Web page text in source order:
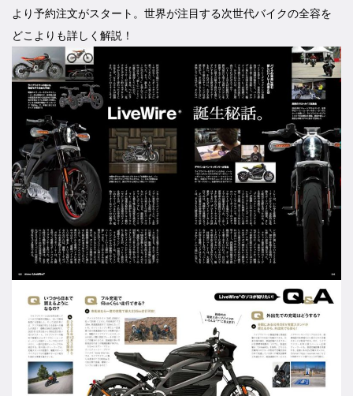
より予約注文がスタート。世界が注目する次世代バイクの全容を
どこよりも詳しく解説！